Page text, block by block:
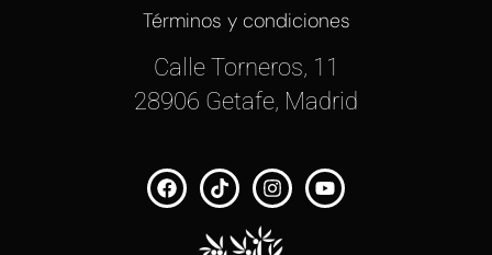
Calle Torneros, 11
28906 Getafe, Madrid
Términos y condiciones